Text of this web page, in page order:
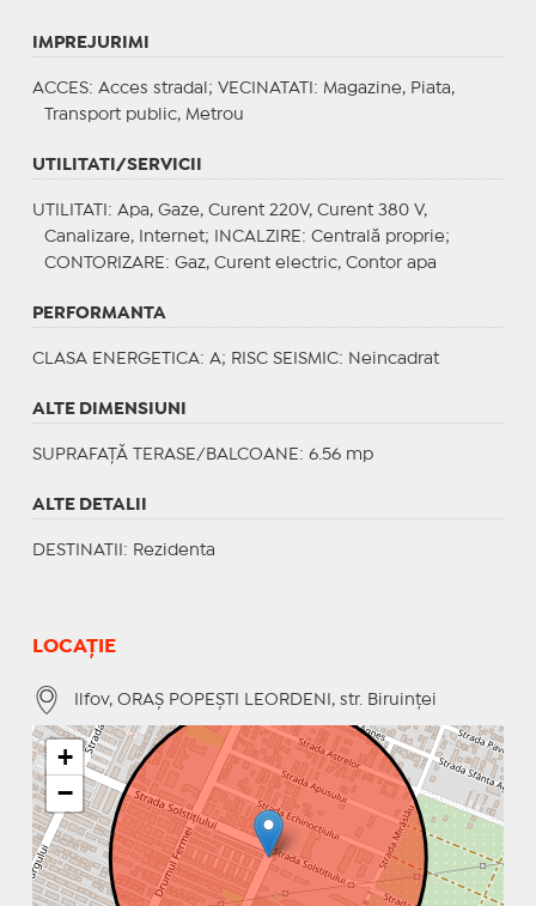
IMPREJURIMI
ACCES: Acces stradal; VECINATATI : Magazine, Piata,
Transport public, Metrou
UTILITATI/SERVICII
UTILITATI : Apa, Gaze, Curent 220V, Curent 380 V,
Canalizare, Internet;
INCALZIRE : Centrală proprie;
CONTORIZARE : Gaz, Curent electric, Contor apa
PERFORMANTA
CLASA ENERGETICA: A; RISC SEISMIC: Neincadrat
ALTE DIMENSIUNI
SUPRAFAȚĂ TERASE/BALCOANE: 6.56 mp
ALTE DETALII
DESTINATII : Rezidenta
LOCAȚIE
Ilfov, ORAŞ POPEŞTI LEORDENI, str. Biruinţei
+
−